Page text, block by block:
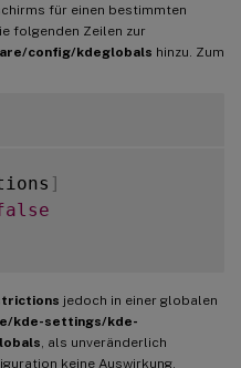
für einen bestimmten
folgenden Zeilen zur
config/kdeglobals hinzu. Zum
]
jedoch in einer globalen
kde-settings/kde-
, als unveränderlich
keine Auswirkung.